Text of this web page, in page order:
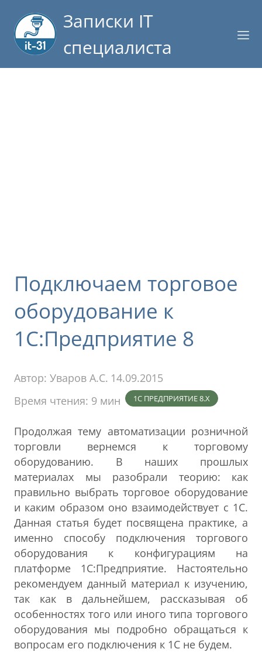
Записки IT
специалиста
Подключаем торговое
оборудование к
1С:Предприятие 8
Автор: Уваров А.С. 14.09.2015
Время чтения: 9 мин
1С ПРЕДПРИЯТИЕ 8.X
Продолжая тему автоматизации розничной
торговли вернемся к торговому
оборудованию. В наших прошлых
материалах мы разобрали теорию: как
правильно выбрать торговое оборудование
и каким образом оно взаимодействует с 1С.
Данная статья будет посвящена практике, а
именно способу подключения торгового
оборудования к конфигурациям на
платформе 1С:Предприятие. Настоятельно
рекомендуем данный материал к изучению,
так как в дальнейшем, рассказывая об
особенностях того или иного типа торгового
оборудования мы подробно обращаться к
вопросам его подключения к 1С не будем.